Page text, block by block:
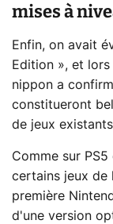
mises à
Enfin, on avait
Edition », et
nippon a
constitueront
de jeux
Comme sur
certains jeux de
première
d'une version